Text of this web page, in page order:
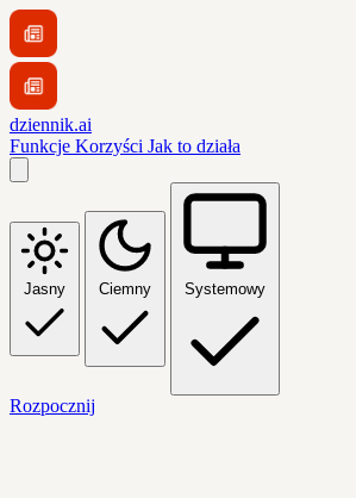
dziennik.ai
Funkcje Korzyści Jak to działa
Jasny Ciemny Systemowy
Rozpocznij